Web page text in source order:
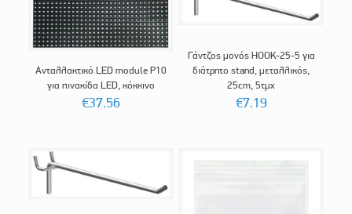
Ανταλλακτικό LED module P10
για πινακίδα LED, κόκκινο
€37.56
Γάντζος μονός HOOK-25-5 για
διάτρητο stand, μεταλλικός,
25cm, 5τμχ
€7.19